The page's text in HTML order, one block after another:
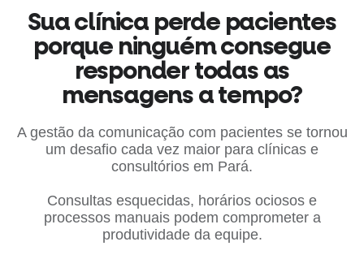
Sua clínica perde pacientes
porque ninguém consegue
responder todas as
mensagens a tempo?
A gestão da comunicação com pacientes se tornou
um desafio cada vez maior para clínicas e
consultórios em Pará.
Consultas esquecidas, horários ociosos e
processos manuais podem comprometer a
produtividade da equipe.